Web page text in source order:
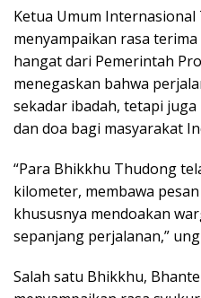
Ketua Umum Internasional
menyampaikan rasa
hangat dari Pemerintah
menegaskan bahwa
sekadar ibadah, tetapi
dan doa bagi masyarakat
“Para Bhikkhu Thudong
kilometer, membawa
khususnya mendoakan
sepanjang perjalanan,”
Salah satu Bhikkhu,